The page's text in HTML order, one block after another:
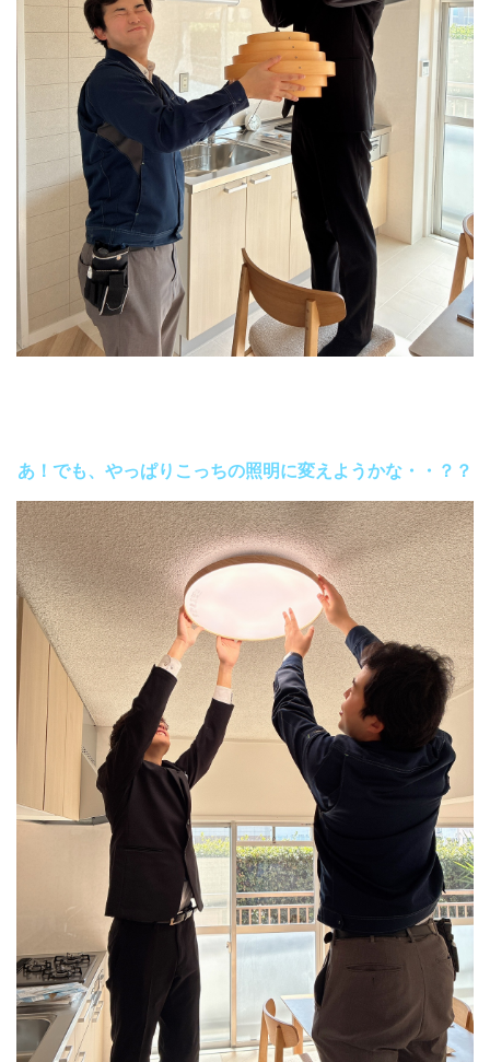
あ！でも、やっぱりこっちの照明に変えようかな・・？？